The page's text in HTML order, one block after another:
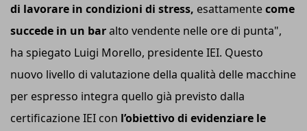
di lavorare in condizioni di stress, esattamentecome
succede in un baralto vendente nelle ore di punta",
ha spiegato Luigi Morello, presidente IEI. Questo
nuovo livello di valutazione della qualità delle macchine
per espresso integra quello già previsto dalla
certificazione IEI con l’obiettivo di evidenziare le